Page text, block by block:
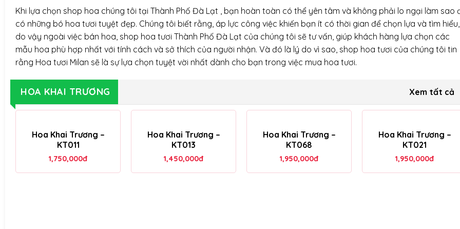
Khi lựa chọn shop hoa chúng tôi tại Thành Phố Đà Lạt , bạn hoàn toàn có thể yên tâm và không phải lo ngại làm sao
có những bó hoa tươi tuyệt đẹp. Chúng tôi biết rằng, áp lực công việc khiến bạn ít có thời gian để chọn lựa và tìm hiểu,
do vậy ngoài việc bán hoa, shop hoa tươi Thành Phố Đà Lạt của chúng tôi sẽ tư vấn, giúp khách hàng lựa chọn các
mẫu hoa phù hợp nhất với tính cách và sở thích của người nhận. Và đó là lý do vì sao, shop hoa tươi của chúng tôi tin
rằng Hoa tươi Milan sẽ là sự lựa chọn tuyệt vời nhất dành cho bạn trong việc mua hoa tươi.
HOA KHAI TRƯƠNG Xem tất cả
Hoa Khai Trương –
KT011
1,750,000đ
Hoa Khai Trương –
KT013
1,450,000đ
Hoa Khai Trương –
KT068
1,950,000đ
Hoa Khai Trương –
KT021
1,950,000đ